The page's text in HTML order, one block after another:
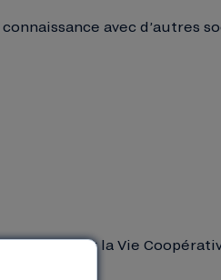
avec d’autres
contacter la Vie